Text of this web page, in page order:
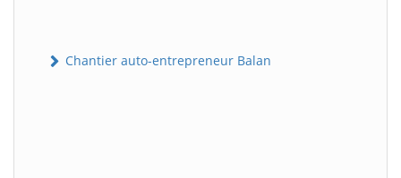
Chantier auto-entrepreneur Balan